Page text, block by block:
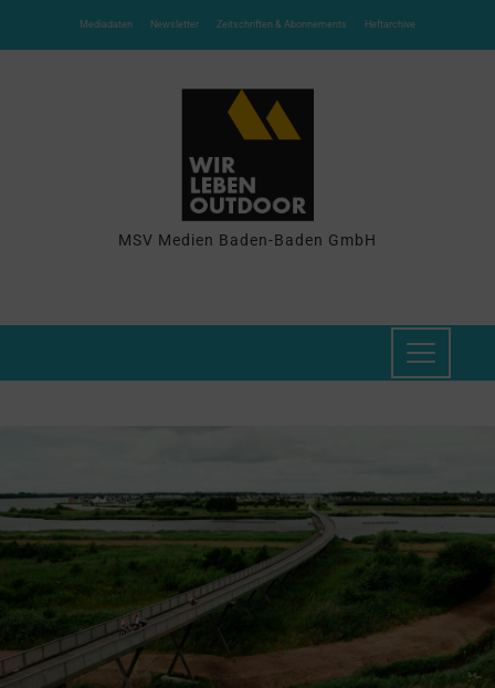
Mediadaten Newsletter Zeitschriften & Abonnements Heftarchive
MSV Medien Baden-Baden GmbH